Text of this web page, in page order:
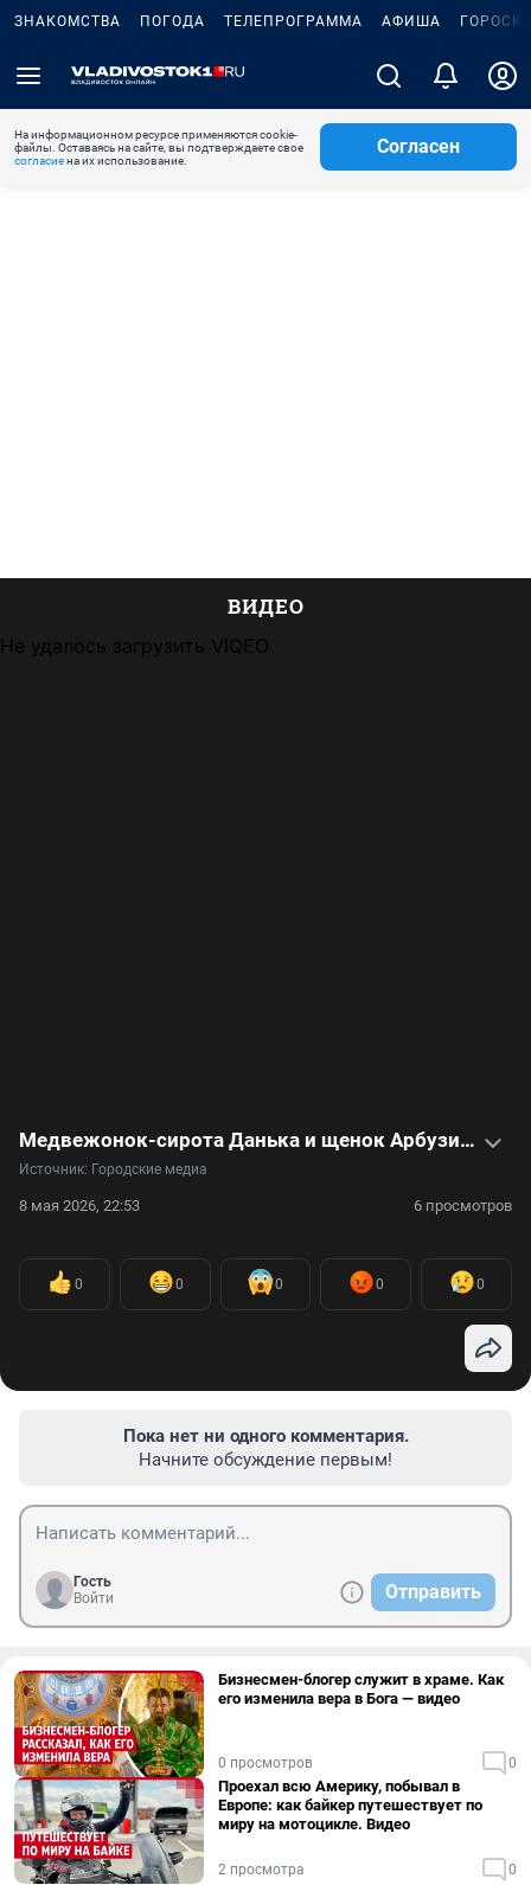
ЗНАКОМСТВА ПОГОДА ТЕЛЕПРОГРАММА АФИША
На информационном ресурсе применяются cookie-
файлы. Оставаясь на сайте, вы подтверждаете свое
согласиена их использование.
Согласен
ВИДЕО
Не удалось загрузить VIQEO
Медвежонок-сирота Данька и щенок Арбузик стали лучшими друзьями. Видео
Источник: Городские медиа
8 мая 2026, 22:53 6 просмотров
0 0 0 0 0
Пока нет ни одного комментария.
Начните обсуждение первым!
Гость
Войти
Отправить
Бизнесмен-блогер служит в храме. Как
его изменила вера в Бога — видео
0 просмотров 0
Проехал всю Америку, побывал в
Европе: как байкер путешествует по
миру на мотоцикле. Видео
2 просмотра 0